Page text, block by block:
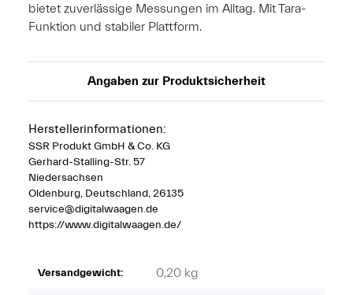
bietet zuverlässige Messungen im Alltag. Mit Tara-
Funktion und stabiler Plattform.
Angaben zur Produktsicherheit
Herstellerinformationen:
SSR Produkt GmbH & Co. KG
Gerhard-Stalling-Str. 57
Niedersachsen
Oldenburg, Deutschland, 26135
service@digitalwaagen.de
https://www.digitalwaagen.de/
Versandgewicht: 0,20 kg